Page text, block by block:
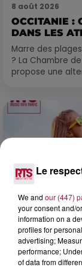
8 août 2026
OCCITANIE :
DANS LES
Marre des
? La Chambre
propose une
Le
We and our (447)
your consent and/
information on a
profiles for
advertising;
performance;
of data from